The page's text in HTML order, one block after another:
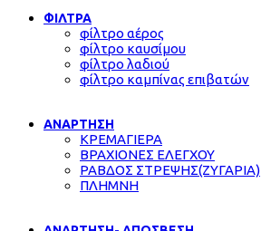
ΦΙΛΤΡΑ
φίλτρο αέρος
φίλτρο καυσίμου
φίλτρο λαδιού
φίλτρο καμπίνας επιβατών
ΑΝΑΡΤΗΣΗ
ΚΡΕΜΑΓΙΕΡΑ
ΒΡΑΧΙΟΝΕΣ ΕΛΕΓΧΟΥ
ΡΑΒΔΟΣ ΣΤΡΕΨΗΣ(ΖΥΓΑΡΙΑ)
ΠΛΗΜΝΗ